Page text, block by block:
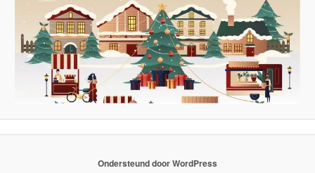
Ondersteund door WordPress